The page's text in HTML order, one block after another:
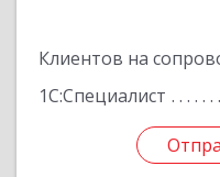
Клиентов на
1С:Специалист